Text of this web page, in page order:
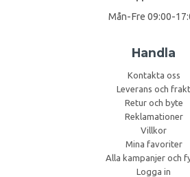
Mån-Fre 09:00-
Handla
Kontakta oss
Leverans och frakt
Retur och byte
Reklamationer
Villkor
Mina favoriter
Alla kampanjer och
Logga in